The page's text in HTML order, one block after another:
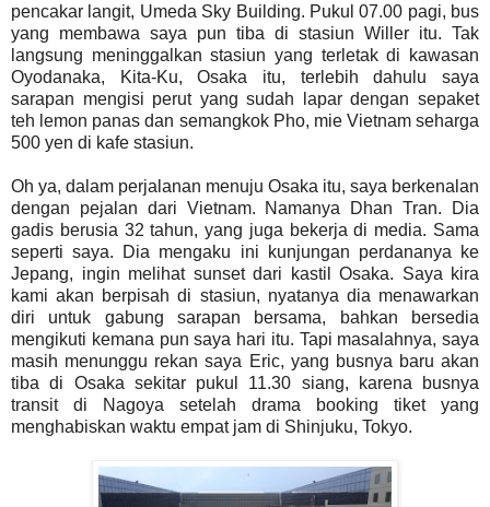
pencakar langit, Umeda Sky Building. Pukul 07.00 pagi, bus
yang membawa saya pun tiba di stasiun Willer itu. Tak
langsung meninggalkan stasiun yang terletak di kawasan
Oyodanaka, Kita-Ku, Osaka itu, terlebih dahulu saya
sarapan mengisi perut yang sudah lapar dengan sepaket
teh lemon panas dan semangkok Pho, mie Vietnam seharga
500 yen di kafe stasiun.
Oh ya, dalam perjalanan menuju Osaka itu, saya berkenalan
dengan pejalan dari Vietnam. Namanya Dhan Tran. Dia
gadis berusia 32 tahun, yang juga bekerja di media. Sama
seperti saya. Dia mengaku ini kunjungan perdananya ke
Jepang, ingin melihat sunset dari kastil Osaka. Saya kira
kami akan berpisah di stasiun, nyatanya dia menawarkan
diri untuk gabung sarapan bersama, bahkan bersedia
mengikuti kemana pun saya hari itu. Tapi masalahnya, saya
masih menunggu rekan saya Eric, yang busnya baru akan
tiba di Osaka sekitar pukul 11.30 siang, karena busnya
transit di Nagoya setelah drama booking tiket yang
menghabiskan waktu empat jam di Shinjuku, Tokyo.